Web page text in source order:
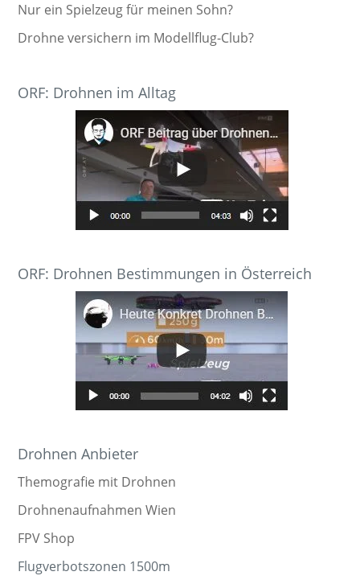
Nur ein Spielzeug für meinen Sohn?
Drohne versichern im Modellflug-Club?
ORF: Drohnen im Alltag
ORF: Drohnen Bestimmungen in Österreich
Drohnen Anbieter
Themografie mit Drohnen
Drohnenaufnahmen Wien
FPV Shop
Flugverbotszonen 1500m